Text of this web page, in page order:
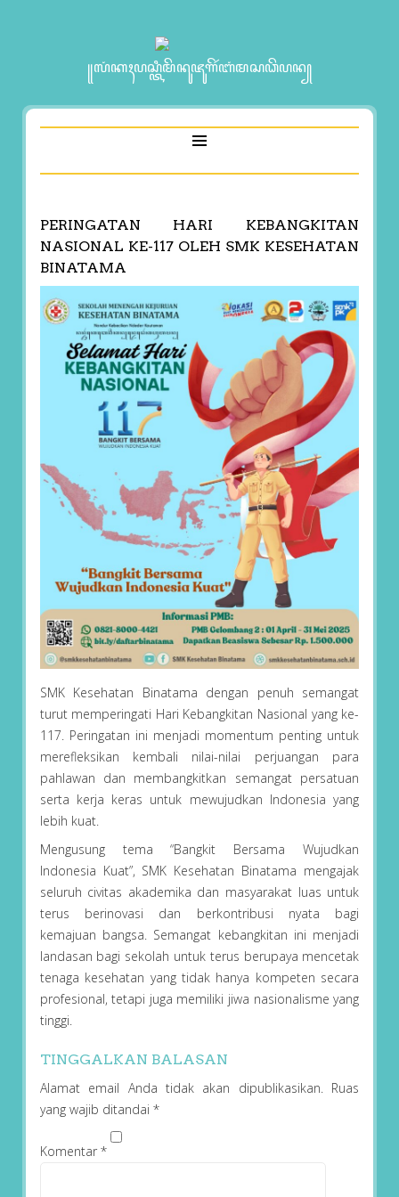
꧋ꦭꦁꦏꦃꦥꦱ꧀ꦠꦶꦩꦼꦤꦸꦗꦸꦒꦼꦂꦧꦁꦩꦱꦣꦼꦥꦤ꧀
PERINGATAN HARI KEBANGKITAN
NASIONAL KE-117 OLEH SMK KESEHATAN
BINATAMA
SMK Kesehatan Binatama dengan penuh semangat
turut memperingati Hari Kebangkitan Nasional yang ke-
117. Peringatan ini menjadi momentum penting untuk
merefleksikan kembali nilai-nilai perjuangan para
pahlawan dan membangkitkan semangat persatuan
serta kerja keras untuk mewujudkan Indonesia yang
lebih kuat.
Mengusung tema “Bangkit Bersama Wujudkan
Indonesia Kuat”, SMK Kesehatan Binatama mengajak
seluruh civitas akademika dan masyarakat luas untuk
terus berinovasi dan berkontribusi nyata bagi
kemajuan bangsa. Semangat kebangkitan ini menjadi
landasan bagi sekolah untuk terus berupaya mencetak
tenaga kesehatan yang tidak hanya kompeten secara
profesional, tetapi juga memiliki jiwa nasionalisme yang
tinggi.
TINGGALKAN BALASAN
Alamat email Anda tidak akan dipublikasikan. Ruas
yang wajib ditandai *
Komentar *